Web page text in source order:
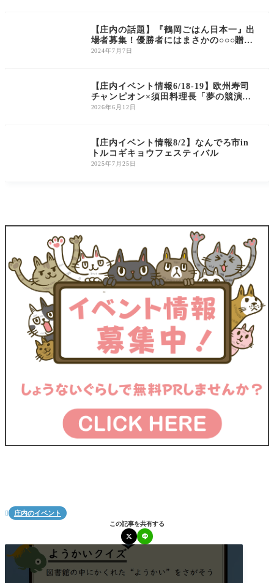
【庄内の話題】『鶴岡ごはん日本一』出
場者募集！優勝者にはまさかの○○○贈
呈！？
2024年7月7日
【庄内イベント情報6/18-19】欧州寿司
チャンピオン×須田料理長「夢の競演」2
Days特別イベント開催
2026年6月12日
【庄内イベント情報8/2】なんでろ市in
トルコギキョウフェスティバル
2025年7月25日
 庄内のイベント
この記事を共有する